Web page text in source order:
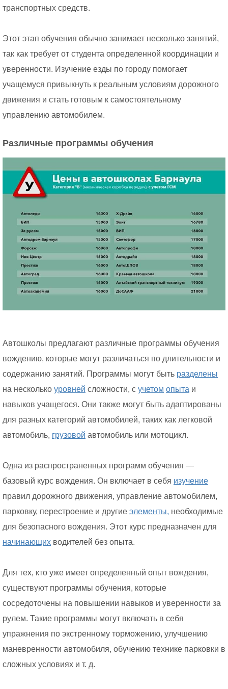
транспортных средств.
Этот этап обучения обычно занимает несколько занятий,
так как требует от студента определенной координации и
уверенности. Изучение езды по городу помогает
учащемуся привыкнуть к реальным условиям дорожного
движения и стать готовым к самостоятельному
управлению автомобилем.
Различные программы обучения
Автошколы предлагают различные программы обучения
вождению, которые могут различаться по длительности и
содержанию занятий. Программы могут быть разделены
на несколько уровней сложности, с учетом опыта и
навыков учащегося. Они также могут быть адаптированы
для разных категорий автомобилей, таких как легковой
автомобиль, грузовой автомобиль или мотоцикл.
Одна из распространенных программ обучения —
базовый курс вождения. Он включает в себя изучение
правил дорожного движения, управление автомобилем,
парковку, перестроение и другие элементы, необходимые
для безопасного вождения. Этот курс предназначен для
начинающих водителей без опыта.
Для тех, кто уже имеет определенный опыт вождения,
существуют программы обучения, которые
сосредоточены на повышении навыков и уверенности за
рулем. Такие программы могут включать в себя
упражнения по экстренному торможению, улучшению
маневренности автомобиля, обучению технике парковки в
сложных условиях и т. д.